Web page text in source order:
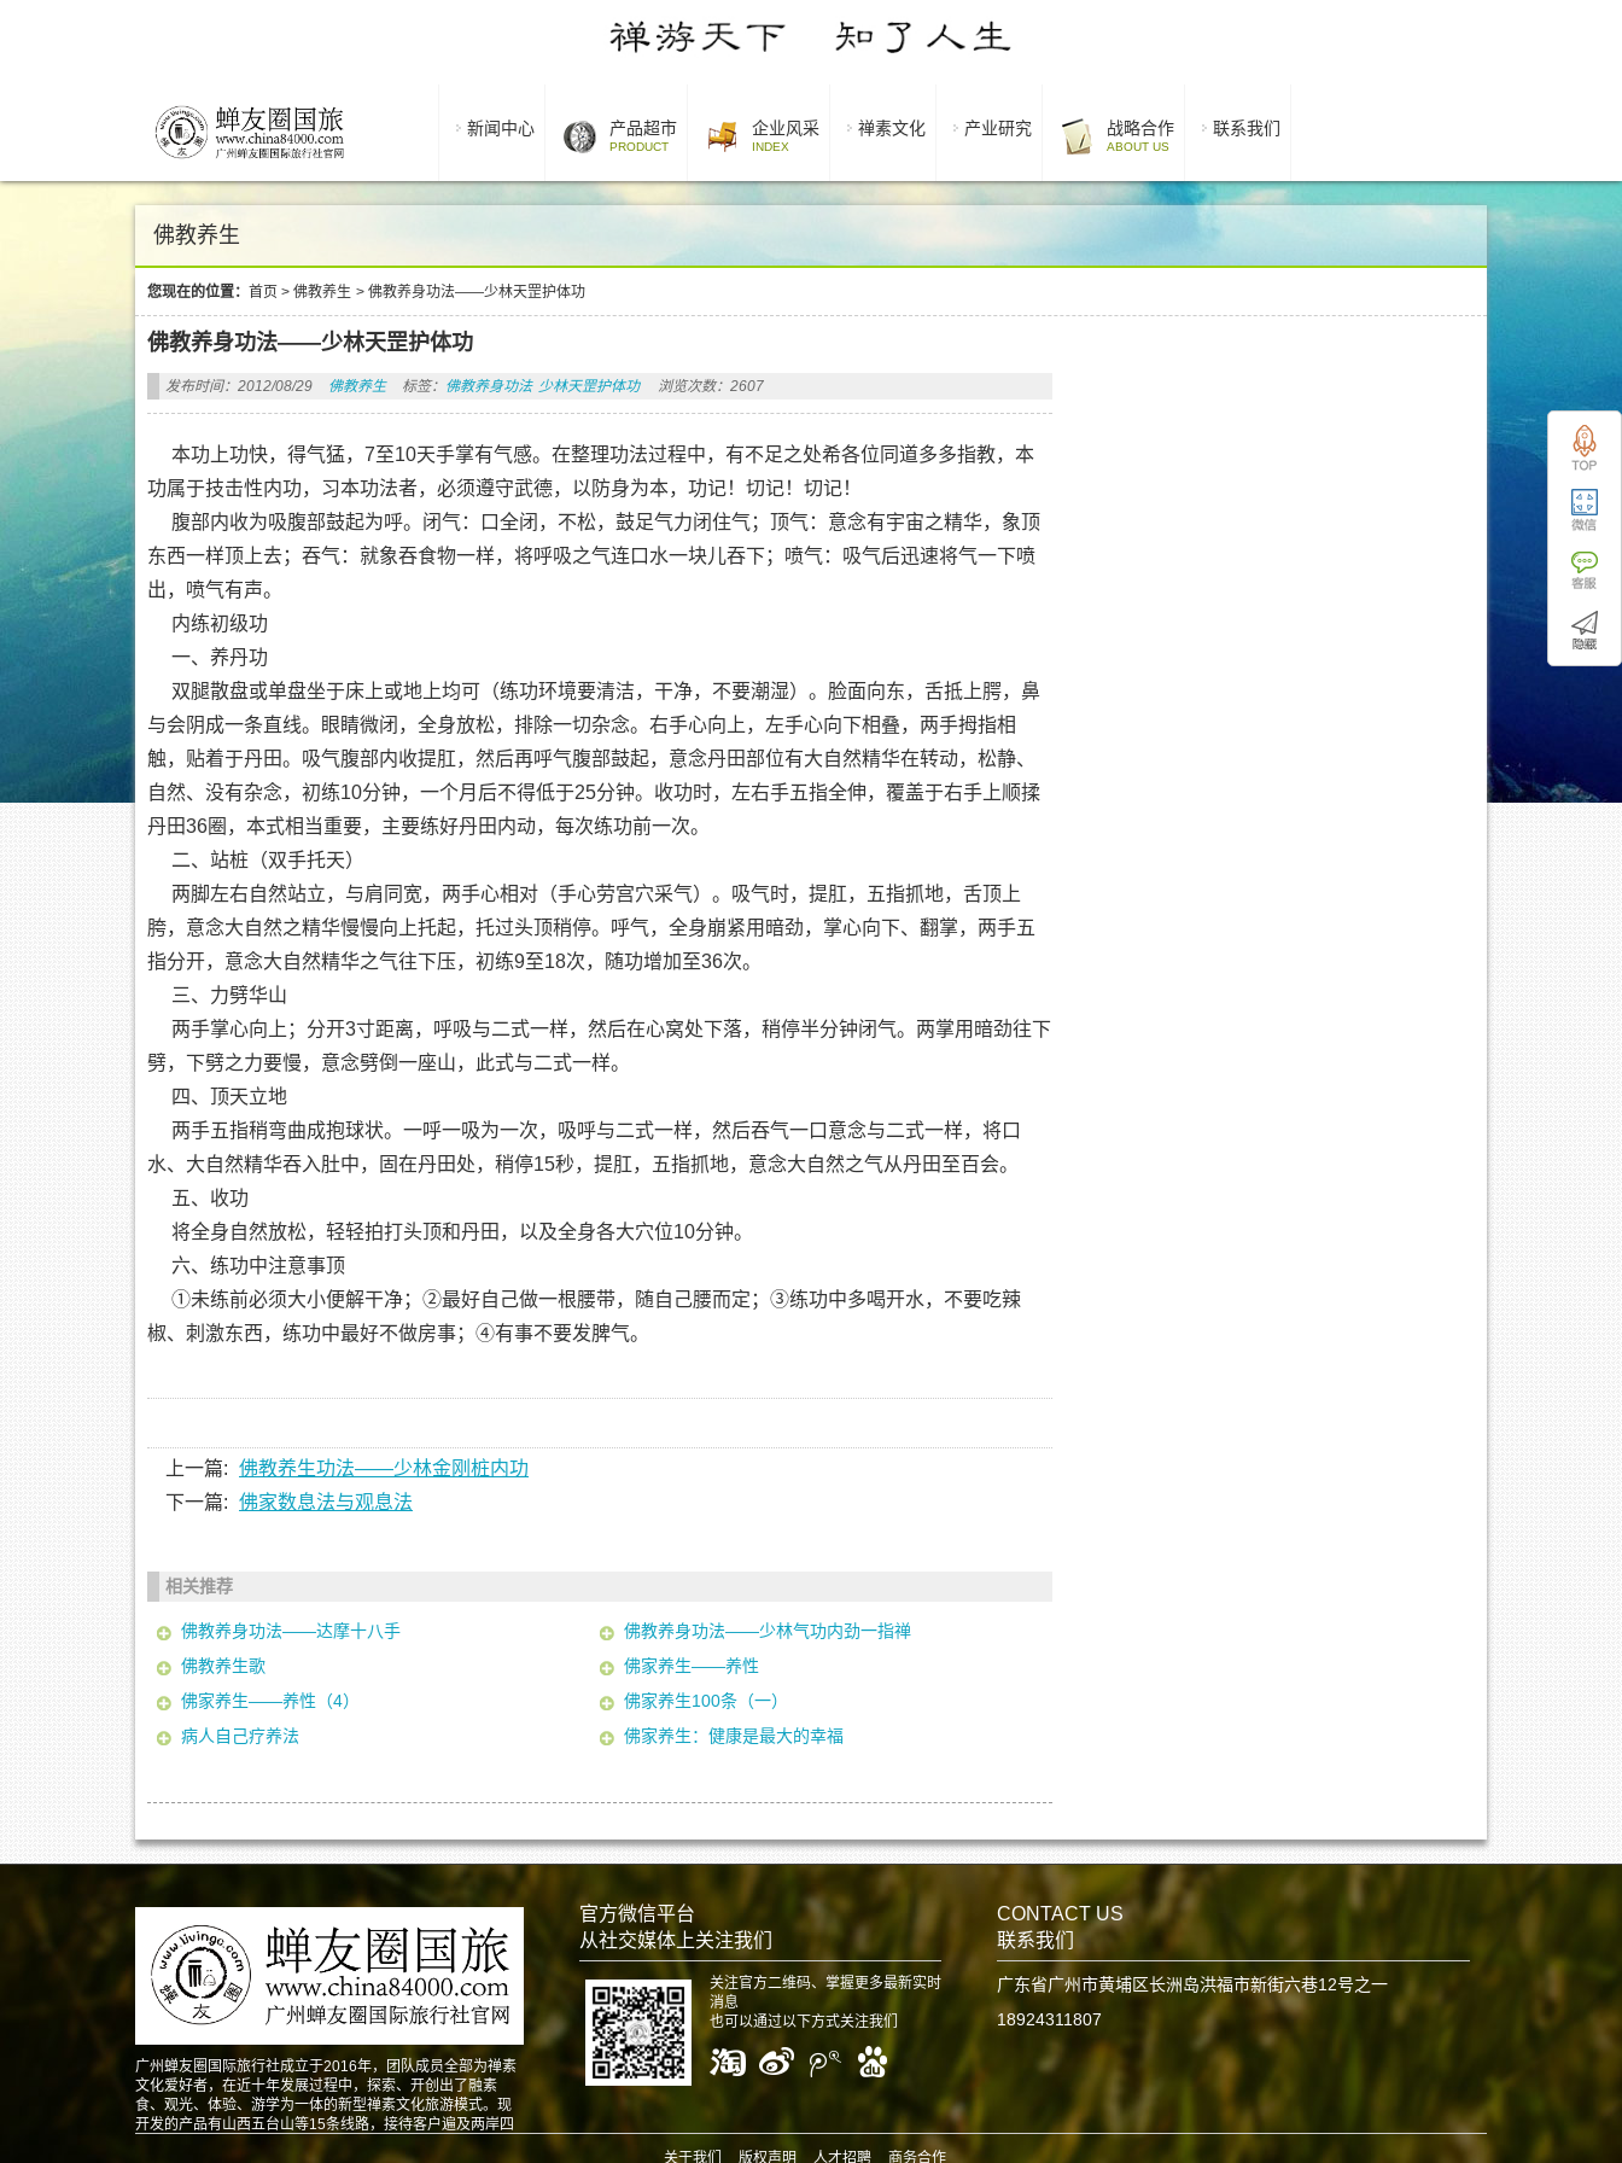
新闻中心 产品超市
PRODUCT
企业风采
INDEX
禅素文化 产业研究 战略合作
ABOUT US
联系我们
佛教养生
您现在的位置： 首页 > 佛教养生 > 佛教养身功法——少林天罡护体功
佛教养身功法——少林天罡护体功
发布时间：2012/08/29 佛教养生 标签： 佛教养身功法 少林天罡护体功 浏览次数：2607
本功上功快，得气猛，7至10天手掌有气感。在整理功法过程中，有不足之处希各位同道多多指教，本
功属于技击性内功，习本功法者，必须遵守武德，以防身为本，功记！切记！切记！
腹部内收为吸腹部鼓起为呼。闭气：口全闭，不松，鼓足气力闭住气；顶气：意念有宇宙之精华，象顶
东西一样顶上去；吞气：就象吞食物一样，将呼吸之气连口水一块儿吞下；喷气：吸气后迅速将气一下喷
出，喷气有声。
内练初级功
一、养丹功
双腿散盘或单盘坐于床上或地上均可（练功环境要清洁，干净，不要潮湿）。脸面向东，舌抵上腭，鼻
与会阴成一条直线。眼睛微闭，全身放松，排除一切杂念。右手心向上，左手心向下相叠，两手拇指相
触，贴着于丹田。吸气腹部内收提肛，然后再呼气腹部鼓起，意念丹田部位有大自然精华在转动，松静、
自然、没有杂念，初练10分钟，一个月后不得低于25分钟。收功时，左右手五指全伸，覆盖于右手上顺揉
丹田36圈，本式相当重要，主要练好丹田内动，每次练功前一次。
二、站桩（双手托天）
两脚左右自然站立，与肩同宽，两手心相对（手心劳宫穴采气）。吸气时，提肛，五指抓地，舌顶上
胯，意念大自然之精华慢慢向上托起，托过头顶稍停。呼气，全身崩紧用暗劲，掌心向下、翻掌，两手五
指分开，意念大自然精华之气往下压，初练9至18次，随功增加至36次。
三、力劈华山
两手掌心向上；分开3寸距离，呼吸与二式一样，然后在心窝处下落，稍停半分钟闭气。两掌用暗劲往下
劈，下劈之力要慢，意念劈倒一座山，此式与二式一样。
四、顶天立地
两手五指稍弯曲成抱球状。一呼一吸为一次，吸呼与二式一样，然后吞气一口意念与二式一样，将口
水、大自然精华吞入肚中，固在丹田处，稍停15秒，提肛，五指抓地，意念大自然之气从丹田至百会。
五、收功
将全身自然放松，轻轻拍打头顶和丹田，以及全身各大穴位10分钟。
六、练功中注意事顶
①未练前必须大小便解干净；②最好自己做一根腰带，随自己腰而定；③练功中多喝开水，不要吃辣
椒、刺激东西，练功中最好不做房事；④有事不要发脾气。
上一篇: 佛教养生功法——少林金刚桩内功
下一篇: 佛家数息法与观息法
相关推荐
佛教养身功法——达摩十八手
佛教养身功法——少林气功内劲一指禅
佛教养生歌
佛家养生——养性
佛家养生——养性（4）
佛家养生100条（一）
病人自己疗养法
佛家养生：健康是最大的幸福
广州蝉友圈国际旅行社成立于2016年，团队成员全部为禅素
文化爱好者，在近十年发展过程中，探索、开创出了融素
食、观光、体验、游学为一体的新型禅素文化旅游模式。现
开发的产品有山西五台山等15条线路，接待客户遍及两岸四
官方微信平台
从社交媒体上关注我们
关注官方二维码、掌握更多最新实时
消息
也可以通过以下方式关注我们
CONTACT US
联系我们
广东省广州市黄埔区长洲岛洪福市新街六巷12号之一
18924311807
关于我们 版权声明 人才招聘 商务合作